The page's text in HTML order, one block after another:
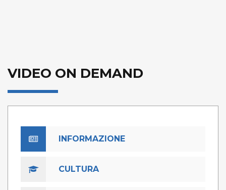
VIDEO ON DEMAND
INFORMAZIONE
CULTURA